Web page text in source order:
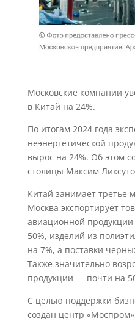
Московские компании
в Китай на 24%.
По итогам 2024 года
неэнергетической
вырос на 24%. Об этом
столицы Максим
Китай занимает третье
Москва экспортирует
авиационной
50%, изделий из
на 7%, а поставки
Также значительно
продукции — почти на
С целью поддержки
создан центр